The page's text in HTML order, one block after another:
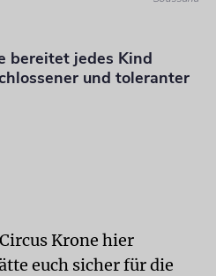
bereitet jedes Kind
und toleranter
Krone hier
euch sicher für die